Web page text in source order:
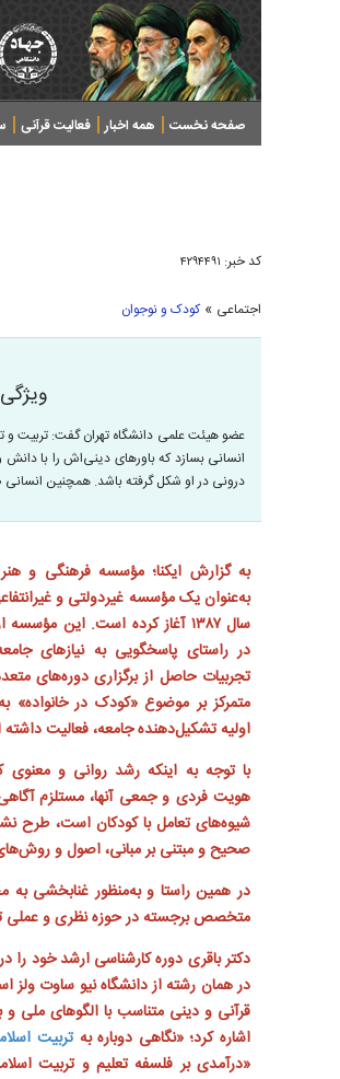
صفحه نخست همه اخبار فعالیت قرآنی
کد خبر: ۴۲۹۴۴۹۱
اجتماعی »کودک و نوجوان
عضو هیئت علمی دانشگاه تهران گفت: تربیت
انسانی بسازد که باور‌های دینی‌اش را با
درونی در او شکل گرفته باشد. همچنین انسانی
به گزارش ایکنا؛ مؤسسه فرهنگی و
به‌عنوان یک مؤسسه غیردولتی و
در راستای پاسخگویی به نیاز‌های
تجربیات حاصل از برگزاری دوره‌های
متمرکز بر موضوع «کودک در خانواده»
اولیه تشکیل‌دهنده جامعه، فعالیت
با توجه به اینکه رشد روانی و
هویت فردی و جمعی آنها، مستلزم
شیوه‌های تعامل با کودکان است، طرح
صحیح و مبتنی بر مبانی، اصول و
در همین راستا و به‌منظور غنابخشی
متخصص برجسته در حوزه نظری و عملی
دکتر باقری دوره کارشناسی ارشد خود را
در همان رشته از دانشگاه نیو ساوت ولز
قرآنی و دینی متناسب با الگو‌های ملی و
اشاره کرد؛ «نگاهی دوباره بهتربیت
«درآمدی بر فلسفه تعلیم و تربیت